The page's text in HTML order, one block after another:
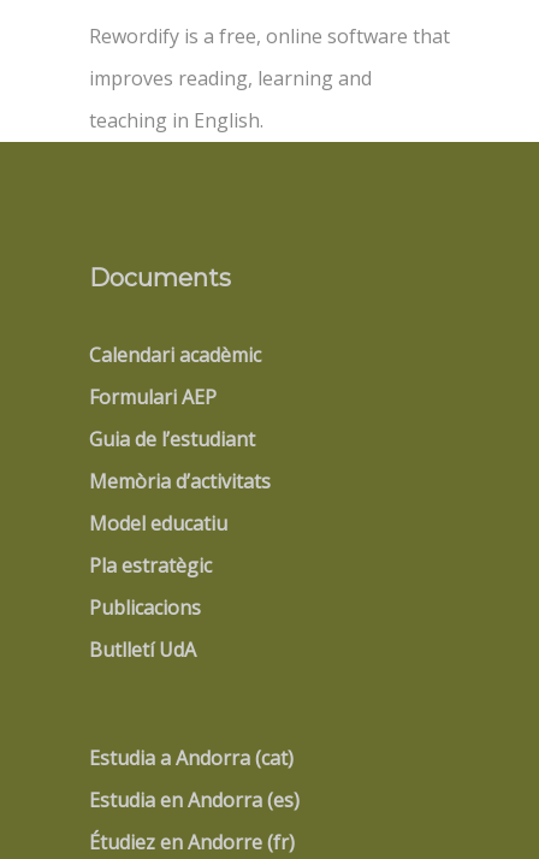
Rewordify is a free, online software that
improves reading, learning and
teaching in English.
Documents
Calendari acadèmic
Formulari AEP
Guia de l’estudiant
Memòria d’activitats
Model educatiu
Pla estratègic
Publicacions
Butlletí UdA
Estudia a Andorra (cat)
Estudia en Andorra (es)
Étudiez en Andorre (fr)